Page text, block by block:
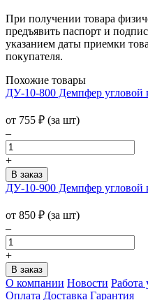
При получении товара
предъявить паспорт и
указанием даты приемки
покупателя.
Похожие товары
ДУ-10-800 Демпфер угловой
от 755 ₽ (за шт)
–
+
ДУ-10-900 Демпфер угловой
от 850 ₽ (за шт)
–
+
О компании Новости Работа
Оплата Доставка Гарантия